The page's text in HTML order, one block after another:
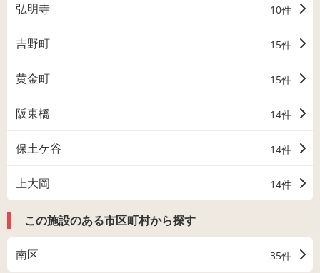
弘明寺 10件
吉野町 15件
黄金町 15件
阪東橋 14件
保土ケ谷 14件
上大岡 14件
この施設のある市区町村から探す
南区 35件